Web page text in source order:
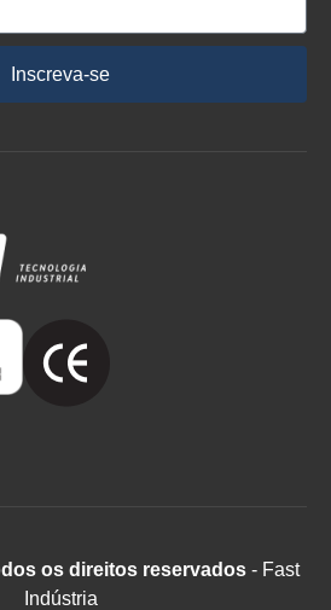
Inscreva-se
os direitos reservados- Fast
Indústria